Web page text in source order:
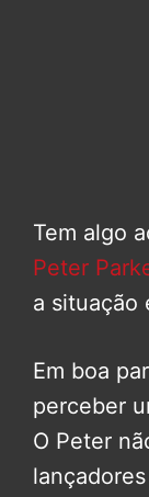
Tem algo
Peter
a situação
Em boa
perceber
O Peter